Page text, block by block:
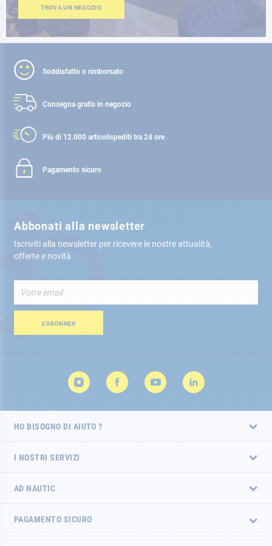
TROVA UN NEGOZIO
Soddisfatto o rimborsato
Consegna gratis in negozio
Più di 12.000 articolispediti tra 24 ore
Pagamento sicuro
Abbonati alla newsletter
Iscriviti alla newsletter per ricevere le nostre attualità,
offerte e novità
alla
nostra
Newsletter:S’ABONNER
HO BISOGNO DI AIUTO ?
I NOSTRI SERVIZI
AD NAUTIC
PAGAMENTO SICURO